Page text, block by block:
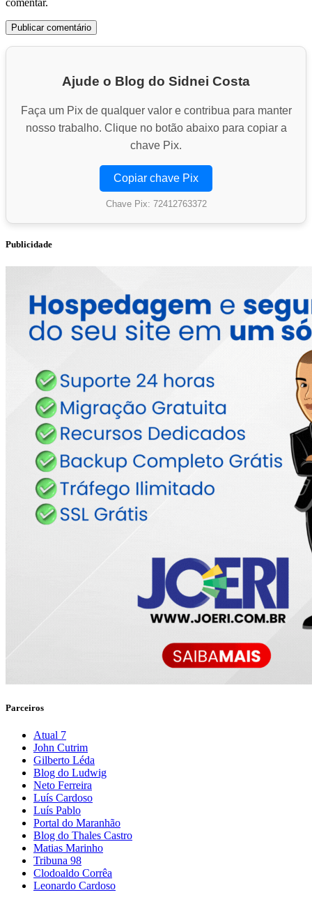
Ajude o Blog do Sidnei Costa
Faça um Pix de qualquer valor e contribua para manter
nosso trabalho. Clique no botão abaixo para copiar a
chave Pix.
Copiar chave Pix
Chave Pix: 72412763372
Publicidade
Parceiros
Atual 7
John Cutrim
Gilberto Léda
Blog do Ludwig
Neto Ferreira
Luís Cardoso
Luís Pablo
Portal do Maranhão
Blog do Thales Castro
Matias Marinho
Tribuna 98
Clodoaldo Corrêa
Leonardo Cardoso